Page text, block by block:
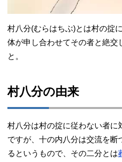
村八分(むらはちぶ)とは村の掟
体が申し合わせてその者と絶交
と。
村八分の由来
村八分は村の掟に従わない者に
ですが、十の内八分は交流を断
るというもので、その二分とは